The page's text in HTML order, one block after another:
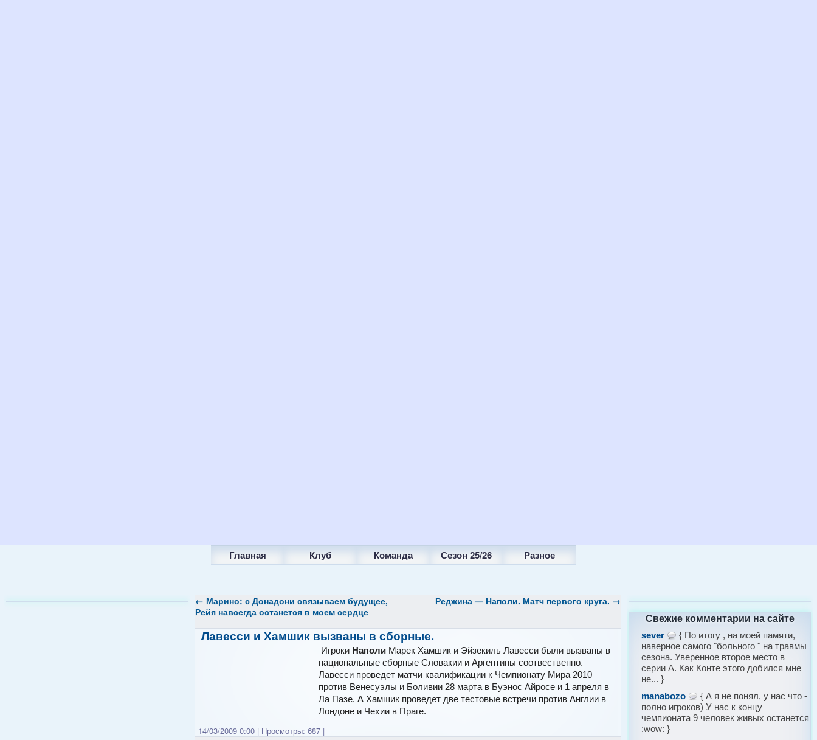
Главная Клуб Команда Сезон 25/26 Разное
← Марино: с Донадони связываем будущее,
Рейя навсегда останется в моем сердце
Реджина — Наполи. Матч первого круга. →
Лавесси и Хамшик вызваны в сборные.
Игроки НаполиМарек Хамшик и Эйзекиль Лавесси были вызваны в
национальные сборные Словакии и Аргентины соотвественно.
Лавесси проведет матчи квалификации к Чемпионату Мира 2010
против Венесуэлы и Боливии 28 марта в Буэнос Айросе и 1 апреля в
Ла Пазе. А Хамшик проведет две тестовые встречи против Англии в
Лондоне и Чехии в Праге.
14/03/2009 0:00 | Просмотры: 687|
Свежие комментарии на сайте
sever
{ По итогу , на моей памяти,
наверное самого "больного " на травмы
сезона. Уверенное второе место в
серии А. Как Конте этого добился мне
не... }
manabozo
{ А я не понял, у нас что -
полно игроков) У нас к концу
чемпионата 9 человек живых останется
:wow: }